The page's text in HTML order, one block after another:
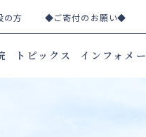
の方 ◆ご寄付のお願い◆
トピックス インフォメ